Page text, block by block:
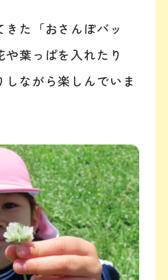
た「おさんぽバッ
葉っぱを入れたり
ながら楽しんでいま